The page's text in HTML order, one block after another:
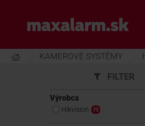
hlavnému
www.maxalarm.sk
KAMEROVÉ SYSTÉMY
FILTER
Výrobca
Hikvision 72